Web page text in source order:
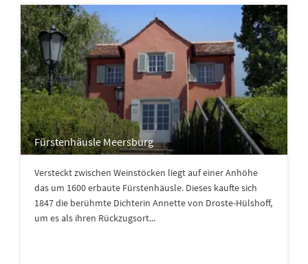
Fürstenhäusle Meersburg
Versteckt zwischen Weinstöcken liegt auf einer Anhöhe
das um 1600 erbaute Fürstenhäusle. Dieses kaufte sich
1847 die berühmte Dichterin Annette von Droste-Hülshoff,
um es als ihren Rückzugsort...